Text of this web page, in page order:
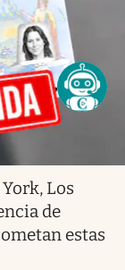
Los
de
estas